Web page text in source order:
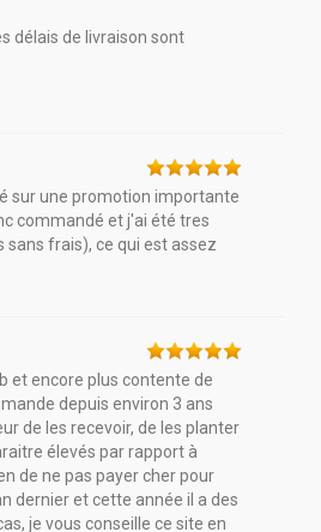
délais de livraison sont
sur une promotion importante
commandé et j'ai été tres
frais), ce qui est assez
et encore plus contente de
depuis environ 3 ans
de les recevoir, de les planter
élevés par rapport à
de ne pas payer cher pour
dernier et cette année il a des
je vous conseille ce site en